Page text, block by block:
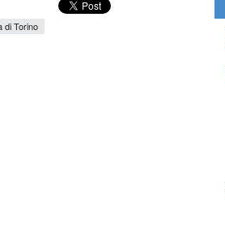
di Torino